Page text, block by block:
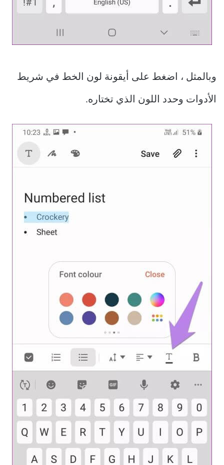
وبالمثل ، اضغط على أيقونة لون الخط في شريط
الأدوات وحدد اللون الذي تختاره.